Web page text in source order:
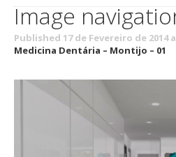
Image
Published 17 de Fevereiro de 2014
Medicina Dentária – Montijo – 01